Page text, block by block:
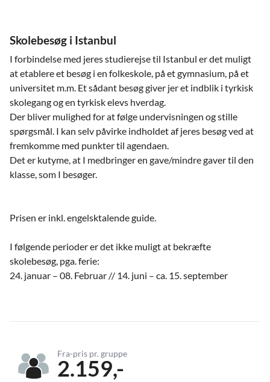
Skolebesøg i Istanbul
I forbindelse med jeres studierejse til Istanbul er det muligt
at etablere et besøg i en folkeskole, på et gymnasium, på et
universitet m.m. Et sådant besøg giver jer et indblik i tyrkisk
skolegang og en tyrkisk elevs hverdag.
Der bliver mulighed for at følge undervisningen og stille
spørgsmål. I kan selv påvirke indholdet af jeres besøg ved at
fremkomme med punkter til agendaen.
Det er kutyme, at I medbringer en gave/mindre gaver til den
klasse, som I besøger.
Prisen er inkl. engelsktalende guide.
I følgende perioder er det ikke muligt at bekræfte
skolebesøg, pga. ferie:
24. januar – 08. Februar // 14. juni – ca. 15. september
Fra-pris pr. gruppe
2.159,-